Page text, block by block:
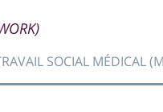
SOCIAL MÉDICAL